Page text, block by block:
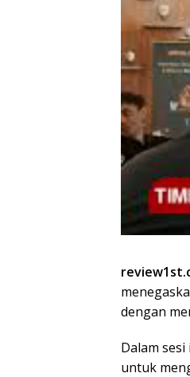
dengan
Dalam
untuk